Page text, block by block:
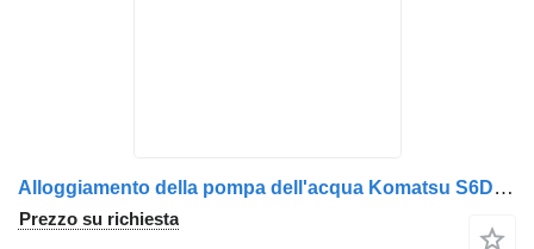
Alloggiamento della pompa dell'acqua Komatsu S6D105-1
Prezzo su richiesta